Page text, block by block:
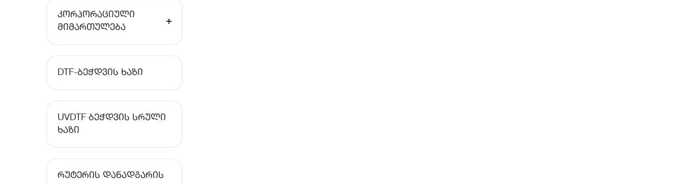
ᲙᲝᲠᲞᲝᲠᲐᲪᲘᲣᲚᲘ
ᲛᲘᲛᲐᲠᲗᲣᲚᲔᲑᲐ
DTF-ᲑᲔᲭᲓᲕᲘᲡ ᲮᲐᲖᲘ
UVDTF ᲑᲔᲭᲓᲕᲘᲡ ᲡᲠᲣᲚᲘ
ᲮᲐᲖᲘ
ᲠᲣᲢᲔᲠᲘᲡ ᲓᲐᲜᲐᲓᲒᲐᲠᲘᲡ